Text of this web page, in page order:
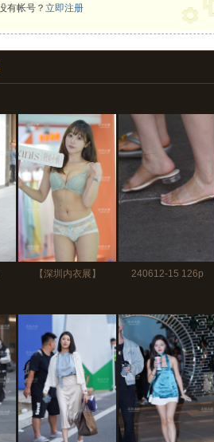
有帐号？立即注册
【深圳内衣展】
168p+视频1分45秒
240612-15 126p